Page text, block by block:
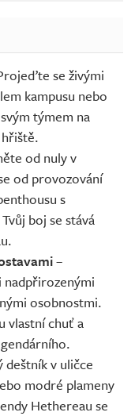
se živými
kampusu nebo
týmem na
od nuly v
od provozování
s
boj se stává
–
osobnostmi.
vlastní chuť a
deštník v uličce
modré plameny
Hethereau se